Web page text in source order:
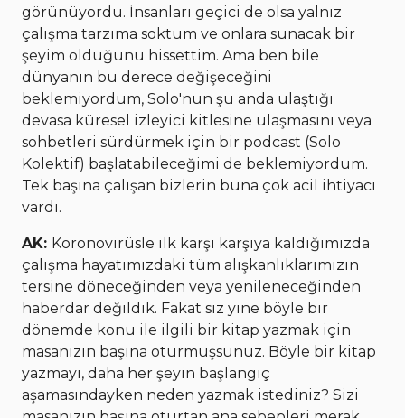
görünüyordu. İnsanları geçici de olsa yalnız
çalışma tarzıma soktum ve onlara sunacak bir
şeyim olduğunu hissettim. Ama ben bile
dünyanın bu derece değişeceğini
beklemiyordum, Solo'nun şu anda ulaştığı
devasa küresel izleyici kitlesine ulaşmasını veya
sohbetleri sürdürmek için bir podcast (Solo
Kolektif) başlatabileceğimi de beklemiyordum.
Tek başına çalışan bizlerin buna çok acil ihtiyacı
vardı.
AK: Koronovirüsle ilk karşı karşıya kaldığımızda
çalışma hayatımızdaki tüm alışkanlıklarımızın
tersine döneceğinden veya yenileneceğinden
haberdar değildik. Fakat siz yine böyle bir
dönemde konu ile ilgili bir kitap yazmak için
masanızın başına oturmuşsunuz. Böyle bir kitap
yazmayı, daha her şeyin başlangıç
aşamasındayken neden yazmak istediniz? Sizi